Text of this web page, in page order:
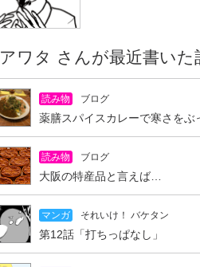
アワタ さんが最近書い
読み物 ブログ
薬膳スパイスカレーで寒さを
読み物 ブログ
大阪の特産品と言えば…
マンガ それいけ！ バケタン
第12話「打ちっぱなし」